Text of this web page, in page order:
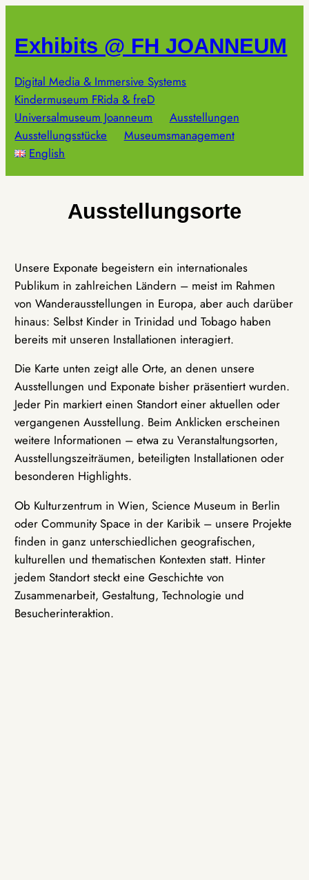
springen
Exhibits @ FH JOANNEUM
Digital Media & Immersive Systems
Kindermuseum FRida & freD
Universalmuseum Joanneum
Ausstellungen
Ausstellungsstücke
Museumsmanagement
English
Ausstellungsorte
Unsere Exponate begeistern ein internationales
Publikum in zahlreichen Ländern – meist im Rahmen
von Wanderausstellungen in Europa, aber auch darüber
hinaus: Selbst Kinder in Trinidad und Tobago haben
bereits mit unseren Installationen interagiert.
Die Karte unten zeigt alle Orte, an denen unsere
Ausstellungen und Exponate bisher präsentiert wurden.
Jeder Pin markiert einen Standort einer aktuellen oder
vergangenen Ausstellung. Beim Anklicken erscheinen
weitere Informationen – etwa zu Veranstaltungsorten,
Ausstellungszeiträumen, beteiligten Installationen oder
besonderen Highlights.
Ob Kulturzentrum in Wien, Science Museum in Berlin
oder Community Space in der Karibik – unsere Projekte
finden in ganz unterschiedlichen geografischen,
kulturellen und thematischen Kontexten statt. Hinter
jedem Standort steckt eine Geschichte von
Zusammenarbeit, Gestaltung, Technologie und
Besucherinteraktion.